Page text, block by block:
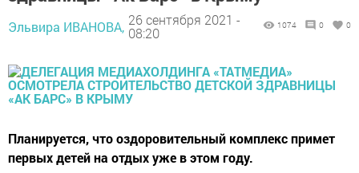
Эльвира ИВАНОВА, 26 сентября 2021 -
08:20
1074 0 0
Планируется, что оздоровительный комплекс примет
первых детей на отдых уже в этом году.